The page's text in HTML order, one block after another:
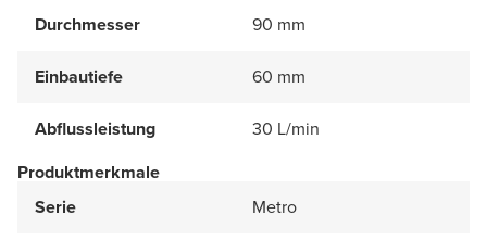
Durchmesser 90 mm
Einbautiefe 60 mm
Abflussleistung
30 L/min
Produktmerkmale
Serie
Metro